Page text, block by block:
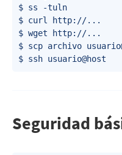
$ ss -tuln
$ curl http://...
$ wget http://...
$ scp archivo
Seguridad